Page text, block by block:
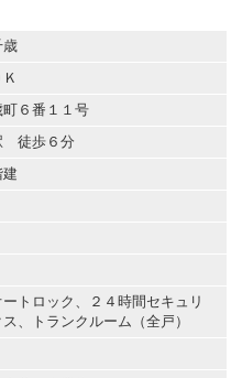
歳
６番１１号
徒歩６分
トロック、２４時間セキュリ
、トランクルーム（全戸）